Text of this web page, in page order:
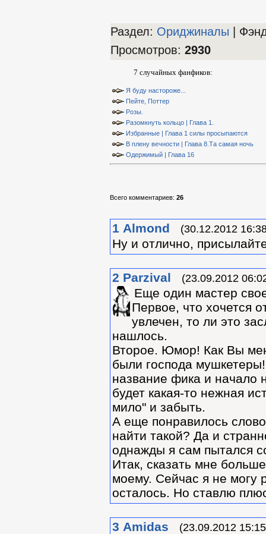
Раздел: Ориджиналы |
Просмотров: 2930
7 случайных фанфиков:
Я буду настороже...
Пейте, Поттер
Розы.
Разомкнуть кольцо | Глава 1.
Избранные | Глава 1 силы просыпаются
В плену вечности | Глава 8.Та самая ночь
Одержимый | Глава 16
Всего комментариев: 26
1 Almond (30.12.2012
Ну и отлично,
2 Parzival (23.09.2012
Еще один мастер
Первое, что хочется
увлечен, то ли это
нашлось.
Второе. Юмор! Как Вы
были господа
название фика и начало
будет какая-то нежная
мило" и забыть.
А еще понравилось
найти такой? Да и
однажды я сам пытался
Итак, сказать мне
моему. Сейчас я не могу
осталось. Но ставлю
3 Amidas (23.09.2012